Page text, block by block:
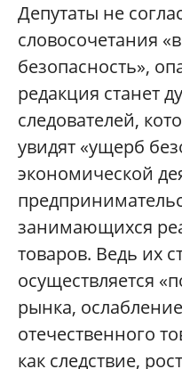
Депутаты не
словосочетания
безопасность»,
редакция станет
следователей,
увидят «ущерб
экономической
занимающихся
товаров. Ведь их
осуществляется
рынка,
отечественного
как следствие,